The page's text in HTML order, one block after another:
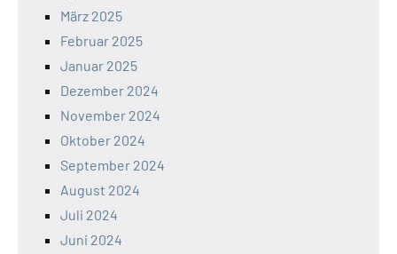
März 2025
Februar 2025
Januar 2025
Dezember 2024
November 2024
Oktober 2024
September 2024
August 2024
Juli 2024
Juni 2024